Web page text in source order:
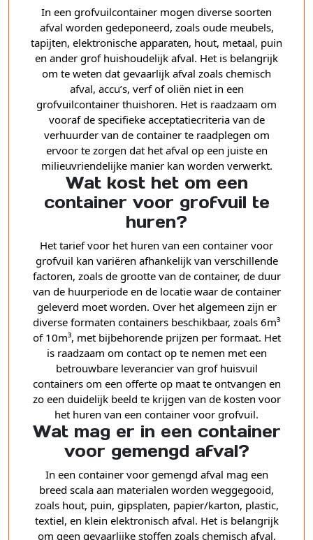
In een grofvuilcontainer mogen diverse soorten
afval worden gedeponeerd, zoals oude meubels,
tapijten, elektronische apparaten, hout, metaal, puin
en ander grof huishoudelijk afval. Het is belangrijk
om te weten dat gevaarlijk afval zoals chemisch
afval, accu’s, verf of oliën niet in een
grofvuilcontainer thuishoren. Het is raadzaam om
vooraf de specifieke acceptatiecriteria van de
verhuurder van de container te raadplegen om
ervoor te zorgen dat het afval op een juiste en
milieuvriendelijke manier kan worden verwerkt.
Wat kost het om een
container voor grofvuil te
huren?
Het tarief voor het huren van een container voor
grofvuil kan variëren afhankelijk van verschillende
factoren, zoals de grootte van de container, de duur
van de huurperiode en de locatie waar de container
geleverd moet worden. Over het algemeen zijn er
diverse formaten containers beschikbaar, zoals 6m³
of 10m³, met bijbehorende prijzen per formaat. Het
is raadzaam om contact op te nemen met een
betrouwbare leverancier van grof huisvuil
containers om een offerte op maat te ontvangen en
zo een duidelijk beeld te krijgen van de kosten voor
het huren van een container voor grofvuil.
Wat mag er in een container
voor gemengd afval?
In een container voor gemengd afval mag een
breed scala aan materialen worden weggegooid,
zoals hout, puin, gipsplaten, papier/karton, plastic,
textiel, en klein elektronisch afval. Het is belangrijk
om geen gevaarlijke stoffen zoals chemisch afval,